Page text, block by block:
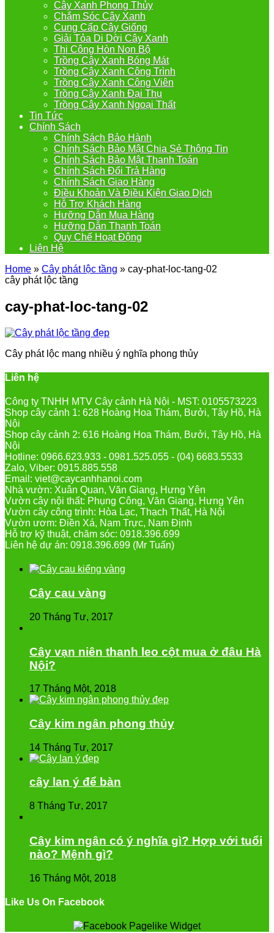
Cây Xanh Phong Thủy
Chắm Sóc Cây Xanh
Cung Cấp Cây Giống
Giải Tỏa Di Dời Cây Xanh
Thi Công Hòn Non Bộ
Trồng Cây Xanh Bóng Mát
Trồng Cây Xanh Công Trình
Trồng Cây Xanh Công Viên
Trồng Cây Xanh Đại Thụ
Trồng Cây Xanh Ngoại Thất
Tin Tức
Chính Sách
Chính Sách Bảo Hành
Chính Sách Bảo Mật Chia Sẻ Thông Tin
Chính Sách Bảo Mật Thanh Toán
Chính Sách Đổi Trả Hàng
Chính Sách Giao Hàng
Điều Khoản Và Điều Kiện Giao Dịch
Hỗ Trợ Khách Hàng
Hưỡng Dẫn Mua Hàng
Hưỡng Dẫn Thanh Toán
Quy Chế Hoạt Động
Liên Hệ
Home » Cây phát lộc tầng » cay-phat-loc-tang-02
cây phát lộc tầng
cay-phat-loc-tang-02
Cây phát lộc mang nhiều ý nghĩa phong thủy
Liên hệ
Công ty TNHH MTV Cây cảnh Hà Nội - MST: 0105573223
Shop cây cảnh 1: 628 Hoàng Hoa Thám, Bưởi, Tây Hồ, Hà
Nội
Shop cây cảnh 2: 616 Hoàng Hoa Thám, Bưởi, Tây Hồ, Hà
Nội
Hotline: 0966.623.933 - 0981.525.055 - (04) 6683.5533
Zalo, Viber: 0915.885.558
Email: viet@caycanhhanoi.com
Nhà vườn: Xuân Quan, Văn Giang, Hưng Yên
Vườn cây nội thất: Phụng Công, Văn Giang, Hưng Yên
Vườn cây công trình: Hòa Lạc, Thạch Thất, Hà Nội
Vườn ươm: Điền Xá, Nam Trực, Nam Định
Hỗ trợ kỹ thuật, chăm sóc: 0918.396.699
Liên hệ dự án: 0918.396.699 (Mr Tuấn)
Cây cau vàng
20 Tháng Tư, 2017
Cây vạn niên thanh leo cột mua ở đâu Hà
Nội?
17 Tháng Một, 2018
Cây kim ngân phong thủy
14 Tháng Tư, 2017
cây lan ý để bàn
8 Tháng Tư, 2017
Cây kim ngân có ý nghĩa gì? Hợp với tuổi
nào? Mệnh gì?
16 Tháng Một, 2018
Like Us On Facebook